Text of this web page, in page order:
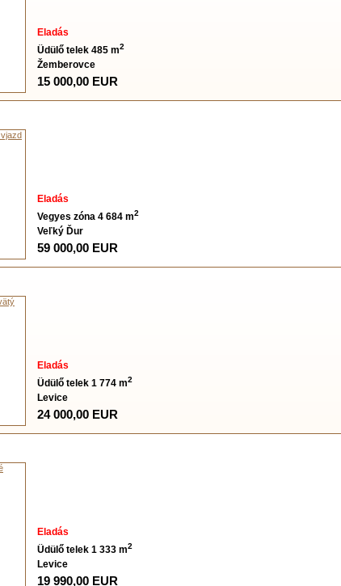
Eladás
Üdülő telek 485 m2
Žemberovce
15 000,00 EUR
Eladás
Vegyes zóna 4 684 m2
Veľký Ďur
59 000,00 EUR
Eladás
Üdülő telek 1 774 m2
Levice
24 000,00 EUR
Eladás
Üdülő telek 1 333 m2
Levice
19 990,00 EUR